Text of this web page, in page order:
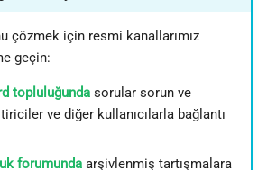
çözmek için resmi kanallarımız
geçin:
topluluğunda sorular sorun ve
ve diğer kullanıcılarla bağlantı
forumunda arşivlenmiş tartışmalara